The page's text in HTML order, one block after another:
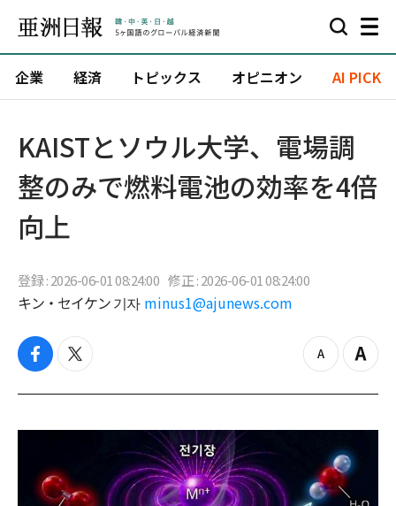
企業 経済 トピックス オピニオン AI PICK
KAISTとソウル大学、電場調
整のみで燃料電池の効率を4倍
向上
登録 : 2026-06-01 08:24:00 修正 : 2026-06-01 08:24:00
キン・セイケン 기자 minus1@ajunews.com
f
c
b
k
t
i
t
z
o
o
t
Z
o
i